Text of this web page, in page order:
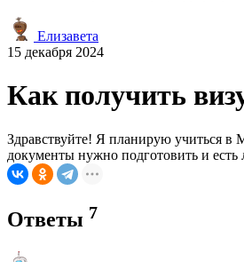
Елизавета
15 декабря 2024
Как получить
Здравствуйте! Я планирую учиться в
документы нужно подготовить и есть
Ответы 7